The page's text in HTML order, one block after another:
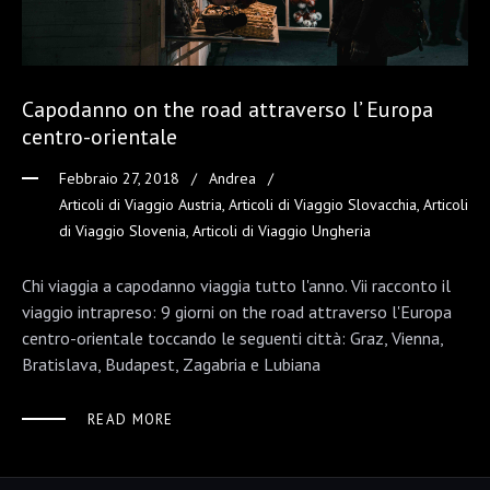
Capodanno on the road attraverso l’ Europa
centro-orientale
Febbraio 27, 2018
Andrea
Articoli di Viaggio Austria Articoli di Viaggio Slovacchia Articoli
di Viaggio Slovenia Articoli di Viaggio Ungheria
Chi viaggia a capodanno viaggia tutto l'anno. Vii racconto il
viaggio intrapreso: 9 giorni on the road attraverso l'Europa
centro-orientale toccando le seguenti città: Graz, Vienna,
Bratislava, Budapest, Zagabria e Lubiana
READ MORE